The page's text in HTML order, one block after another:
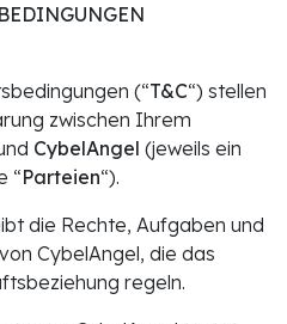
(“T&C“) stellen
zwischen Ihrem
CybelAngel (jeweils ein
“Parteien“).
die Rechte, Aufgaben und
CybelAngel, die das
regeln.